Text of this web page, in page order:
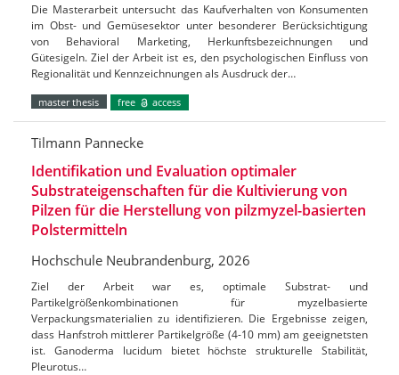
Die Masterarbeit untersucht das Kaufverhalten von Konsumenten
im Obst- und Gemüsesektor unter besonderer Berücksichtigung
von Behavioral Marketing, Herkunftsbezeichnungen und
Gütesigeln. Ziel der Arbeit ist es, den psychologischen Einfluss von
Regionalität und Kennzeichnungen als Ausdruck der…
master thesis free access
Tilmann Pannecke
Identifikation und Evaluation optimaler
Substrateigenschaften für die Kultivierung von
Pilzen für die Herstellung von pilzmyzel-basierten
Polstermitteln
Hochschule Neubrandenburg, 2026
Ziel der Arbeit war es, optimale Substrat- und
Partikelgrößenkombinationen für myzelbasierte
Verpackungsmaterialien zu identifizieren. Die Ergebnisse zeigen,
dass Hanfstroh mittlerer Partikelgröße (4-10 mm) am geeignetsten
ist. Ganoderma lucidum bietet höchste strukturelle Stabilität,
Pleurotus…